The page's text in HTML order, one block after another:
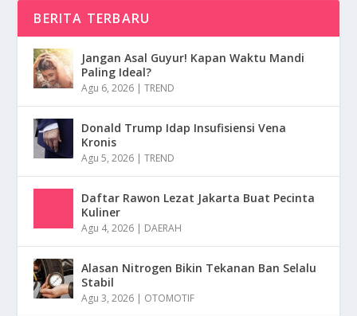
BERITA TERBARU
Jangan Asal Guyur! Kapan Waktu Mandi
Paling Ideal?
Agu 6, 2026 |TREND
Donald Trump Idap Insufisiensi Vena
Kronis
Agu 5, 2026 |TREND
Daftar Rawon Lezat Jakarta Buat Pecinta
Kuliner
Agu 4, 2026 | DAERAH
Alasan Nitrogen Bikin Tekanan Ban Selalu
Stabil
Agu 3, 2026 | OTOMOTIF